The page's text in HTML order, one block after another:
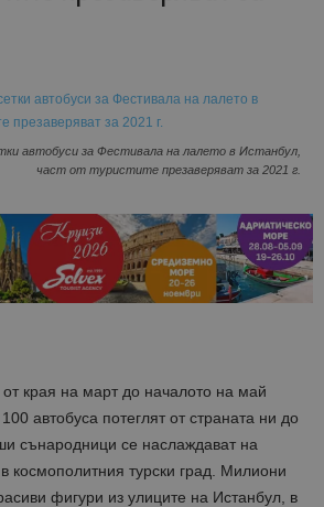
автобуси за Фестивала на лалето в Истанбул,
част от туристите презаверяват за 2021 г.
от края на март до началото на май
автобуса потеглят от страната ни до
сънародници се наслаждават на
космополитния турски град. Милиони
фигури из улиците на Истанбул, в